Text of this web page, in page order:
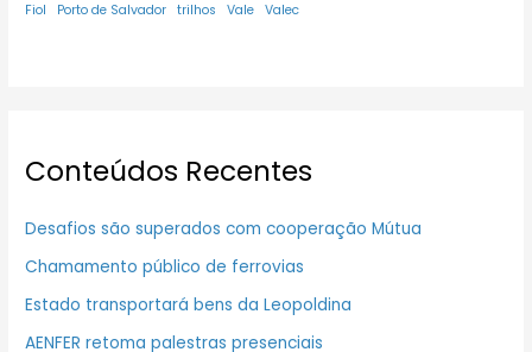
Fiol Porto de Salvador trilhos Vale Valec
Conteúdos Recentes
Desafios são superados com cooperação Mútua
Chamamento público de ferrovias
Estado transportará bens da Leopoldina
AENFER retoma palestras presenciais